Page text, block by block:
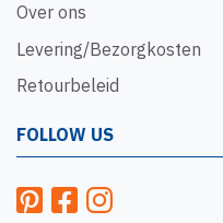
Over ons
Levering/Bezorgkosten
Retourbeleid
FOLLOW US